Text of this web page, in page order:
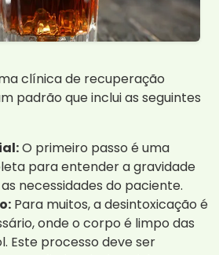
clínica de recuperação
padrão que inclui as seguintes
O primeiro passo é uma
para entender a gravidade
necessidades do paciente.
Para muitos, a desintoxicação é
onde o corpo é limpo das
Este processo deve ser